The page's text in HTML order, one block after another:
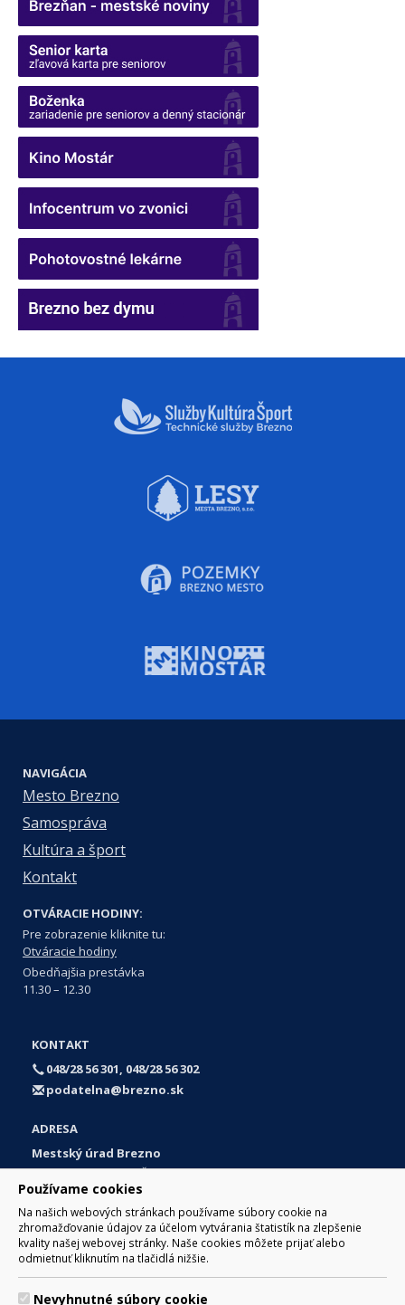
Používame cookies
Na našich webových stránkach používame súbory cookie na
zhromažďovanie údajov za účelom vytvárania štatistík na zlepšenie
kvality našej webovej stránky. Naše cookies môžete prijať alebo
odmietnuť kliknutím na tlačidlá nižšie.
Nevyhnutné súbory cookie
NAVIGÁCIA
Mesto Brezno
Samospráva
Kultúra a šport
Kontakt
OTVÁRACIE HODINY:
Pre zobrazenie kliknite tu:
Otváracie hodiny
Obedňajšia prestávka
11.30 – 12.30
KONTAKT
048/28 56 301, 048/28 56 302
podatelna@brezno.sk
ADRESA
Mestský úrad Brezno
Námestie gen. M. R. Štefánika 1
977 01 Brezno
Slovakia (Slovak Republic)